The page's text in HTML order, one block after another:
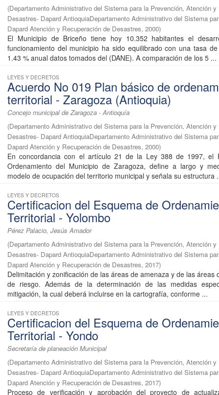
(Departamento Administrativo del Sistema para la Prevención, Atención y
Desastres- Dapard AntioquiaDepartamento Administrativo del Sistema
Dapard Atención y Recuperación de Desastres, 2000)
El Municipio de Briceño tiene hoy 10.352 habitantes el
funcionamiento del municipio ha sido equilibrado con una tasa
1.43 % anual datos tomados del (DANE). A comparación de los 5 ...
LEYES Y DECRETOS
Acuerdo No 019 Plan básico de
territorial - Zaragoza (Antioquia)
Concejo municipal de Zaragoza - Antioquía
(Departamento Administrativo del Sistema para la Prevención, Atención y
Desastres- Dapard AntioquiaDepartamento Administrativo del Sistema
Dapard Atención y Recuperación de Desastres, 2000)
En concordancia con el artí­culo 21 de la Ley 388 de 1997, el
Ordenamiento del Municipio de Zaragoza, define a largo y
modelo de ocupación del territorio municipal y señala su estructura
LEYES Y DECRETOS
Certificacion del Esquema de
Territorial - Yolombo
Pérez Palacio, Jesús Amador
(Departamento Administrativo del Sistema para la Prevención, Atención y
Desastres- Dapard AntioquiaDepartamento Administrativo del Sistema
Dapard Atención y Recuperación de Desastres, 2017)
Delimitación y zonificación de las áreas de amenaza y de las áreas
de riesgo. Además de la determinación de las medidas
mitigación, la cual deberá incluirse en la cartografía, conforme ...
LEYES Y DECRETOS
Certificacion del Esquema de
Territorial - Yondo
Secretaría de planeación Municipal
(Departamento Administrativo del Sistema para la Prevención, Atención y
Desastres- Dapard AntioquiaDepartamento Administrativo del Sistema
Dapard Atención y Recuperación de Desastres, 2017)
Proceso de verificación y aprobación del proyecto de